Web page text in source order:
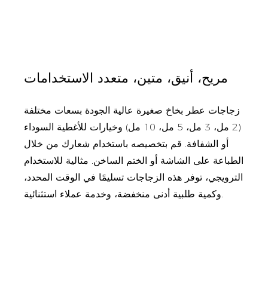
زجاجات عطر بخاخ صغيرة عالية الجودة بسعات مختلفة
(2 مل، 3 مل، 5 مل، 10 مل) وخيارات للأغطية السوداء
أو الشفافة. قم بتخصيصه باستخدام شعارك من خلال
الطباعة على الشاشة أو الختم الساخن. مثالية للاستخدام
الترويجي، توفر هذه الزجاجات تسليمًا في الوقت المحدد،
وكمية طلبية أدنى منخفضة، وخدمة عملاء استثنائية.